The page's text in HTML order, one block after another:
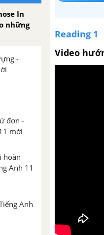
In
những
-
đơn -
mới
hoàn
Anh 11
Anh
Reading 1
Video